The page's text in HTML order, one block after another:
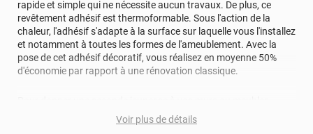
rapide et simple qui ne nécessite aucun travaux. De plus, ce
revêtement adhésif est thermoformable. Sous l'action de la
chaleur, l'adhésif s'adapte à la surface sur laquelle vous l'installez
et notamment à toutes les formes de l'ameublement. Avec la
pose de cet adhésif décoratif, vous réalisez en moyenne 50%
d'économie par rapport à une rénovation classique.
comptez sur ce vinyl de haute qualité avec une excellente
résistance à l’eau, à la saleté, à l’abrasion, aux UV et à l’usure.
Voir plus de détails